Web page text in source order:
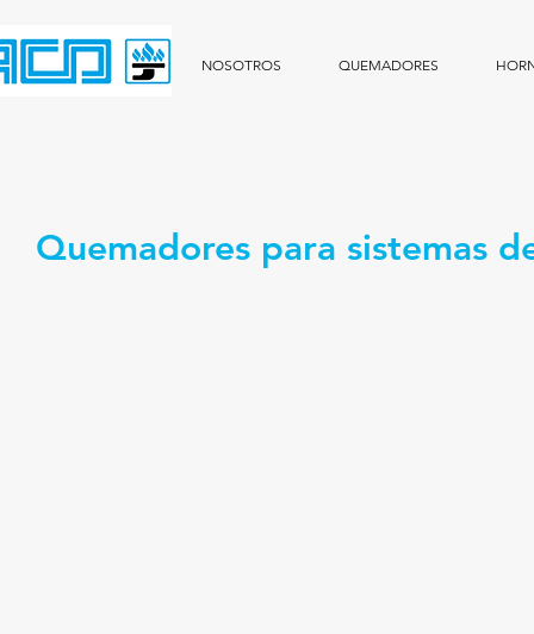
NOSOTROS QUEMADORES
Quemadores para sistemas